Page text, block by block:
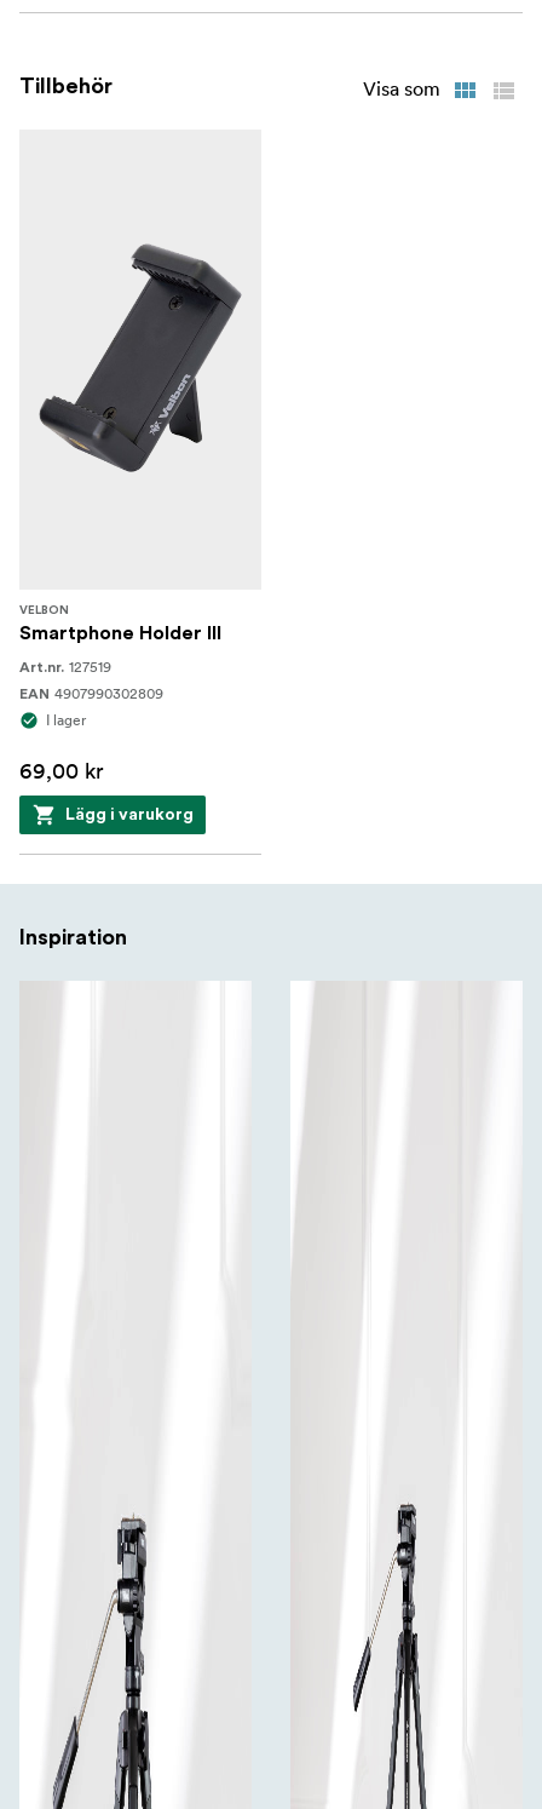
Tillbehör Visa som
VELBON
Smartphone Holder III
Art.nr. 127519
EAN 4907990302809
I lager
69,00 kr
Lägg i varukorg
Inspiration